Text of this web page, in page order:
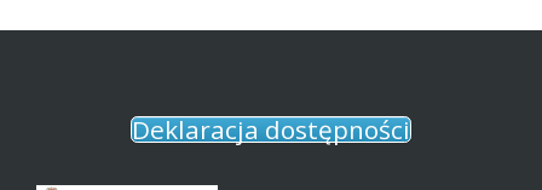
Deklaracja dostępności